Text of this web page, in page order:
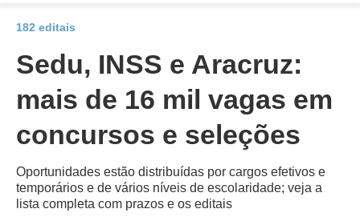
182 editais
Sedu, INSS e Aracruz:
mais de 16 mil vagas em
concursos e seleções
Oportunidades estão distribuídas por cargos efetivos e
temporários e de vários níveis de escolaridade; veja a
lista completa com prazos e os editais